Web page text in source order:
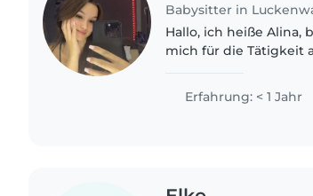
Babysitter in
Hallo, ich heiße Alina,
mich für die Tätigkeit
Kindern..
Erfahrung: < 1 Jahr